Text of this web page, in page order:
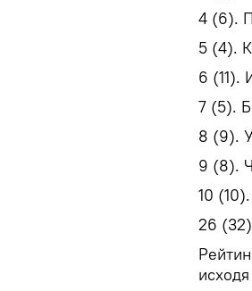
4 (6).
5 (4).
6 (11).
7 (5).
8 (9).
9 (8).
10
26